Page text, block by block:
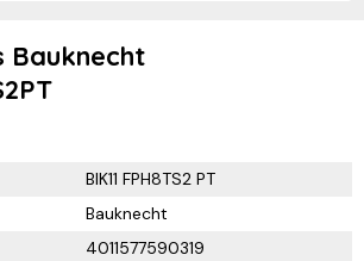
Bauknecht
BIK11 FPH8TS2 PT
Bauknecht
4011577590319